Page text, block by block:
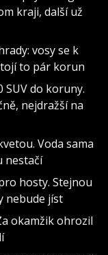
kraji, další už
vosy se k
to pár korun
SUV do koruny.
nejdražší na
Voda sama
nestačí
hosty. Stejnou
nebude jíst
okamžik ohrozil